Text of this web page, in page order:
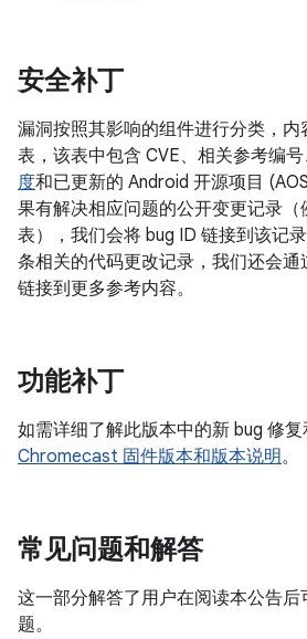
安全补丁
漏洞按照其影响的组件进行分类，
表，该表中包含 CVE、相关参考编号
度和已更新的 Android 开源项目
果有解决相应问题的公开变更记录（
表），我们会将 bug ID 链接到该记
条相关的代码更改记录，我们还会通
链接到更多参考内容。
功能补丁
如需详细了解此版本中的新 bug 修
Chromecast 固件版本和版本说明。
常见问题和解答
这一部分解答了用户在阅读本公告后
题。